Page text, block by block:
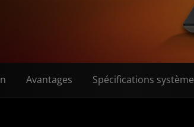
Avantages Spécifications système